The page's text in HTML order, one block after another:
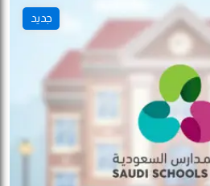
جديد